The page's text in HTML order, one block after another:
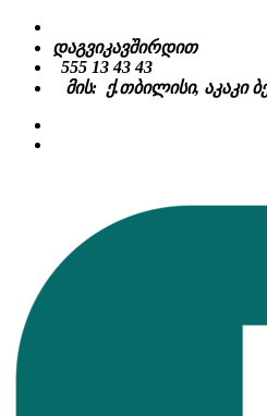
Skip
content
დაგვიკავშირდით
555 13 43 43
მის: ქ.თბილისი, აკაკი